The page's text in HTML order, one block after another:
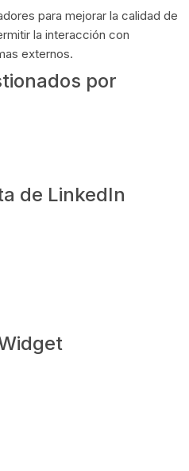
para mejorar la calidad de
la interacción con
externos.
por
de LinkedIn